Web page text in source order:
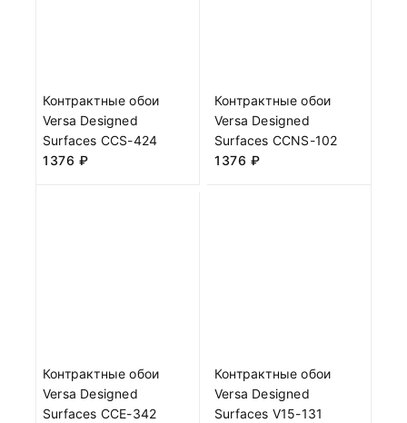
Контрактные обои
Versa Designed
Surfaces CCS-424
1376 ₽
Контрактные обои
Versa Designed
Surfaces CCNS-102
1376 ₽
Контрактные обои
Versa Designed
Surfaces CCE-342
Контрактные обои
Versa Designed
Surfaces V15-131